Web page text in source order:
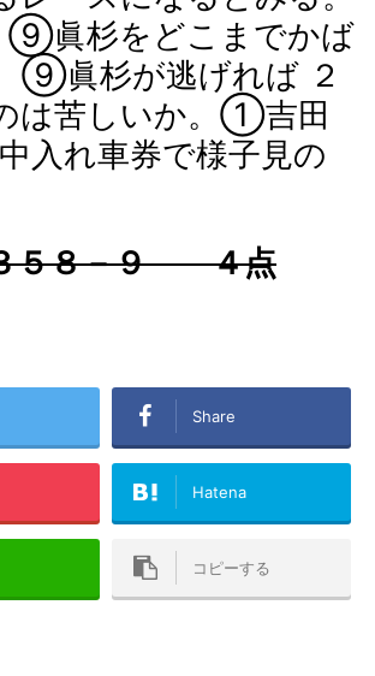
眞杉をどこまでかば
⑨眞杉が逃げれば ２
は苦しいか。①吉田
入れ車券で様子見の
５８－９ ４点
Share
Hatena
コピーする